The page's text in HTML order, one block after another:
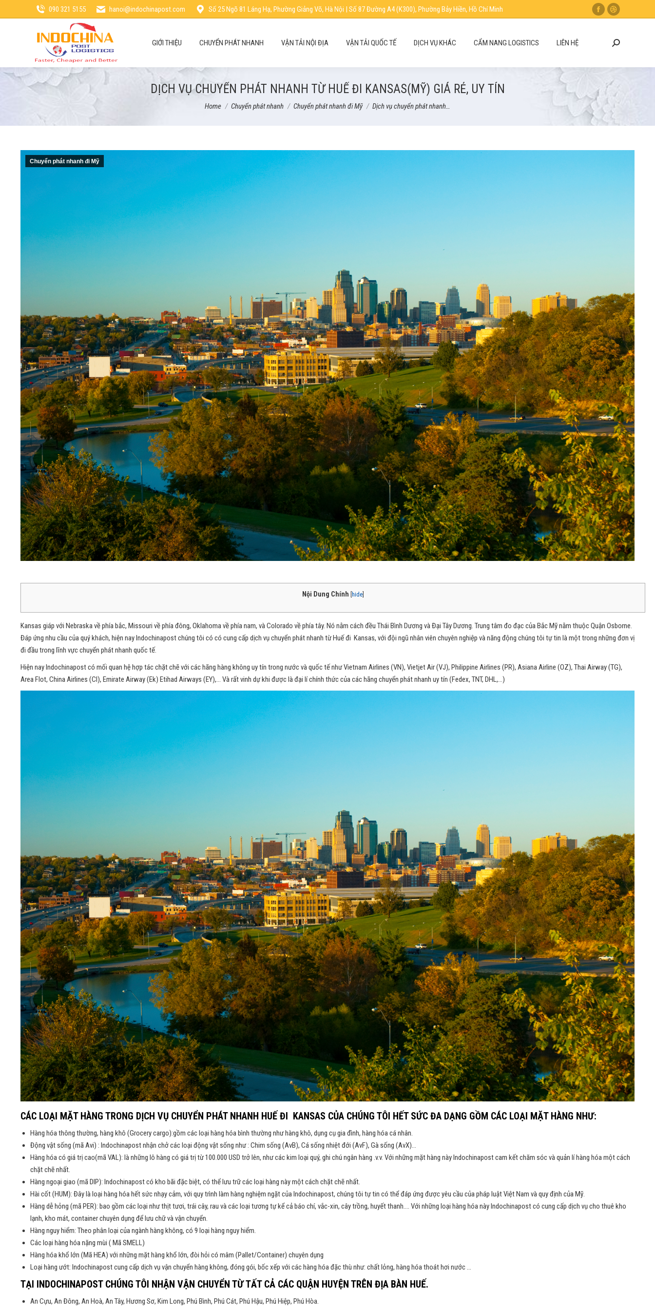
090 321 5155 hanoi@indochinapost.com Số 25 Ngõ 81 Láng Hạ, Phường Giảng Võ, Hà Nội | Số 87 Đường A4 (K300), Phường Bảy Hiền, Hồ Chí Minh
Facebook
opens
new
Dribbble
opens
new
GIỚI THIỆU CHUYỂN PHÁT NHANH VẬN TẢI NỘI ĐỊA VẬN TẢI QUỐC TẾ DỊCH VỤ KHÁC CẨM NANG LOGISTICS LIÊN HỆ Search:
DỊCH VỤ CHUYỂN PHÁT NHANH TỪ HUẾ ĐI KANSAS(MỸ) GIÁ RẺ, UY TÍN
You are here:
Home Chuyển phát nhanh Chuyển phát nhanh đi Mỹ Dịch vụ chuyển phát nhanh…
Chuyển phát nhanh đi Mỹ
Nội Dung Chính hide]
Kansas giáp với Nebraska về phía bắc, Missouri về phía đông, Oklahoma về phía nam, và Colorado về phía tây. Nó nằm cách đều Thái Bình Dương và Đại Tây Dương. Trung tâm đo đạc của Bắc Mỹ nằm thuộc Quận Osborne.
Đáp ứng nhu cầu của quý khách, hiện nay Indochinapost chúng tôi có có cung cấp dịch vụ chuyển phát nhanh từ Huế đi Kansas, với đội ngũ nhân viên chuyên nghiệp và năng động chúng tôi tự tin là một trong những đơn vị
đi đầu trong lĩnh vực chuyển phát nhanh quốc tế.
Hiện nay Indochinapost có mối quan hệ hợp tác chặt chẽ với các hãng hàng không uy tín trong nước và quốc tế như Vietnam Airlines (VN), Vietjet Air (VJ), Philippine Airlines (PR), Asiana Airline (OZ), Thai Airway (TG),
Area Flot, China Airlines (CI), Emirate Airway (Ek) Etihad Airways (EY),… Và rất vinh dự khi được là đại lí chính thức của các hãng chuyển phát nhanh uy tín (Fedex, TNT, DHL,…)
CÁC LOẠI MẶT HÀNG TRONG DỊCH VỤ CHUYỂN PHÁT NHANH HUẾ ĐI KANSAS CỦA CHÚNG TÔI HẾT SỨC ĐA DẠNG GỒM CÁC LOẠI MẶT HÀNG NHƯ:
Hàng hóa thông thường, hàng khô (Grocery cargo):gồm các loại hàng hóa bình thường như hàng khô, dụng cụ gia đình, hàng hóa cá nhân.
Động vật sống (mã Avi) : Indochinapost nhận chở các loại động vật sống như : Chim sống (AvB), Cá sống nhiệt đới (AvF), Gà sống (AvX)…
Hàng hóa có giá trị cao(mã VAL): là những lô hàng có giá trị từ 100.000 USD trở lên, như các kim loại quý, ghi chú ngân hàng .v.v. Với những mặt hàng này Indochinapost cam kết chăm sóc và quản lí hàng hóa một cách
chặt chẽ nhất.
Hàng ngoại giao (mã DIP): Indochinapost có kho bãi đặc biệt, có thể lưu trữ các loại hàng này một cách chặt chẽ nhất.
Hài cốt (HUM): Đây là loại hàng hóa hết sức nhạy cảm, với quy trình làm hàng nghiệm ngặt của Indochinapost, chúng tôi tự tin có thể đáp ứng được yêu cầu của pháp luật Việt Nam và quy định của Mỹ.
Hàng dễ hỏng (mã PER): bao gồm các loại như thịt tươi, trái cây, rau và các loại tương tự kể cả báo chí, vắc-xin, cây trồng, huyết thanh…. Với những loại hàng hóa này Indochinapost có cung cấp dịch vụ cho thuê kho
lạnh, kho mát, container chuyên dụng để lưu chữ và vận chuyển.
Hàng nguy hiểm: Theo phân loại của ngành hàng không, có 9 loại hàng nguy hiểm.
Các loại hàng hóa nặng mùi ( Mã SMELL)
Hàng hóa khổ lớn (Mã HEA) với những mặt hàng khổ lớn, đòi hỏi có mâm (Pallet/Container) chuyên dụng
Loại hàng ướt: Indochinapost cung cấp dịch vụ vận chuyển hàng không, đóng gói, bốc xếp với các hàng hóa đặc thù như: chất lỏng, hàng hóa thoát hơi nước …
TẠI INDOCHINAPOST CHÚNG TÔI NHẬN VẬN CHUYỂN TỪ TẤT CẢ CÁC QUẬN HUYỆN TRÊN ĐỊA BÀN HUẾ.
An Cựu, An Đông, An Hoà, An Tây, Hương Sơ, Kim Long, Phú Bình, Phú Cát, Phú Hậu, Phú Hiệp, Phú Hòa.